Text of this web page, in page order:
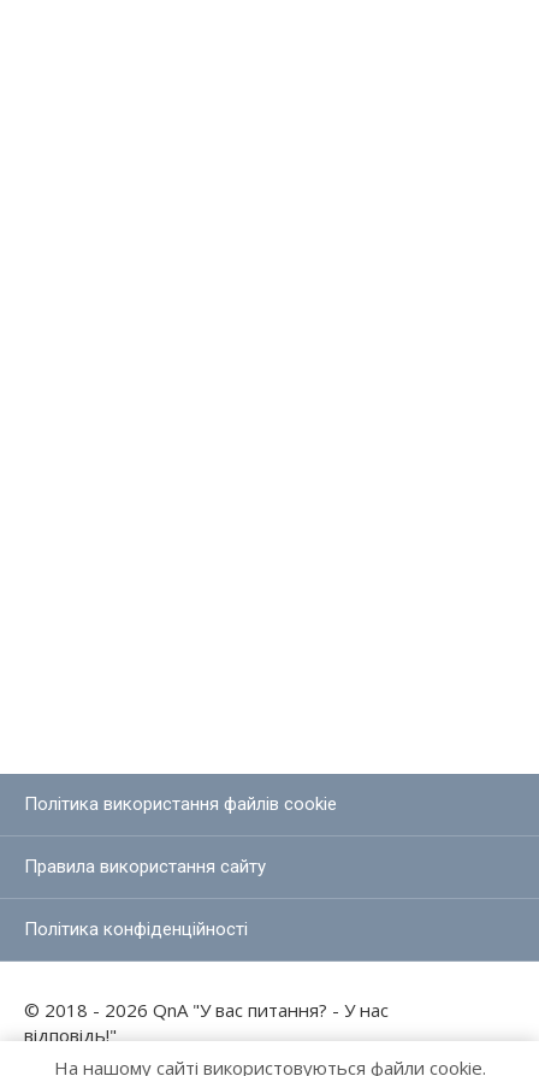
Політика використання файлів cookie
Правила використання сайту
Політика конфіденційності
© 2018 - 2026 QnA "У вас питання? - У нас
відповідь!"
На нашому сайті використовуються файли cookie.